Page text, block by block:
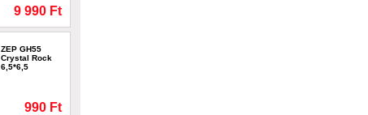
9 990 Ft
ZEP GH55
Crystal Rock
6,5*6,5
990 Ft